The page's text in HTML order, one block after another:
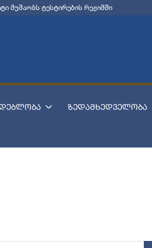
მუშაობს ტესტირების რეჟიმში
ზედამხედველობა